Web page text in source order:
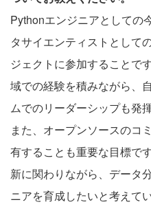
Pythonエンジニアとしての
タサイエンティストとして
ジェクトに参加することで
域での経験を積みながら、
ムでのリーダーシップも発
また、オープンソースのコ
有することも重要な目標で
新に関わりながら、データ
ニアを育成したいと考えてい